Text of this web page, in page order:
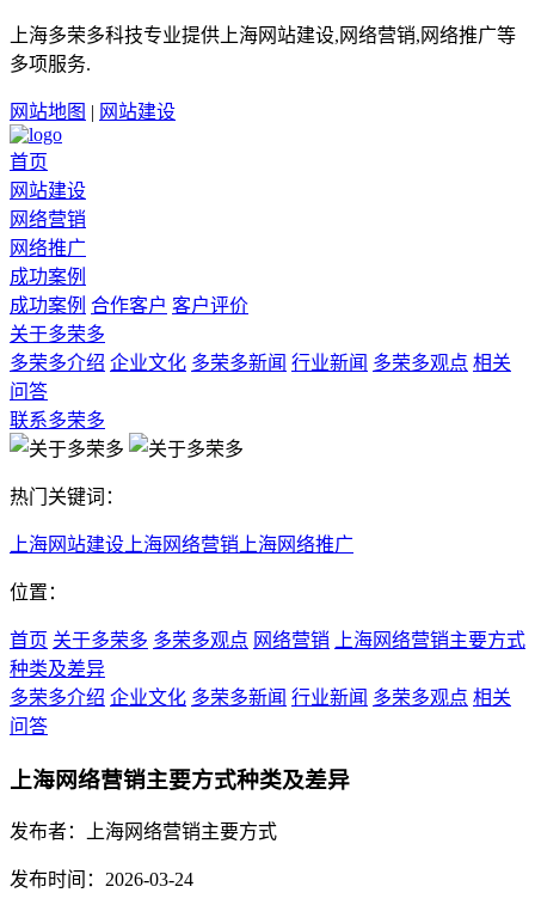
上海多荣多科技专业提供上海网站建设,网络营销,网络推广等
多项服务.
网站地图 | 网站建设
首页
网站建设
网络营销
网络推广
成功案例
成功案例 合作客户 客户评价
关于多荣多
多荣多介绍 企业文化 多荣多新闻 行业新闻 多荣多观点 相关
问答
联系多荣多
热门关键词：
上海网站建设 上海网络营销 上海网络推广
位置：
首页 关于多荣多 多荣多观点 网络营销
上海网络营销主要方式
种类及差异
多荣多介绍 企业文化 多荣多新闻 行业新闻 多荣多观点 相关
问答
上海网络营销主要方式种类及差异
发布者：上海网络营销主要方式
发布时间：2026-03-24